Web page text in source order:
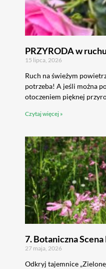
PRZYRODA w
15 lipca, 2026
Ruch na świeżym
potrzeba! A jeśli można
otoczeniem pięknej
Czytaj więcej »
7. Botaniczna
27 maja, 2026
Odkryj tajemnice